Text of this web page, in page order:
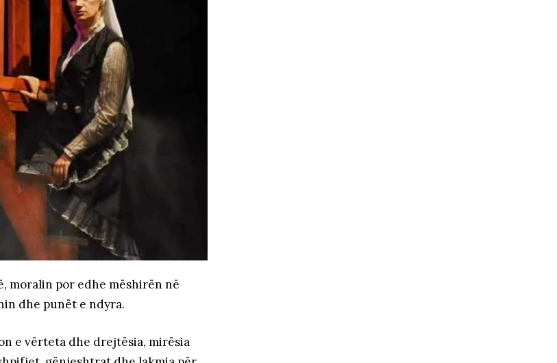
moralin por edhe mëshirën në
dhe punët e ndyra.
e vërteta dhe drejtësia, mirësia